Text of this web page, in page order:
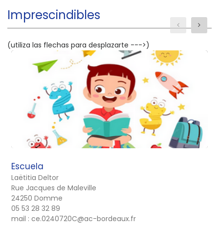
Imprescindibles
(utiliza las flechas para desplazarte --->)
Escuela
Laëtitia Deltor
Rue Jacques de Maleville
24250 Domme
05 53 28 32 89
mail : ce.0240720C@ac-bordeaux.fr